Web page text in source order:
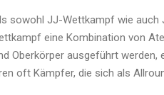
sowohl JJ-Wettkampf wie auch
eine Kombination von
Oberkörper ausgeführt werden,
oft Kämpfer, die sich als